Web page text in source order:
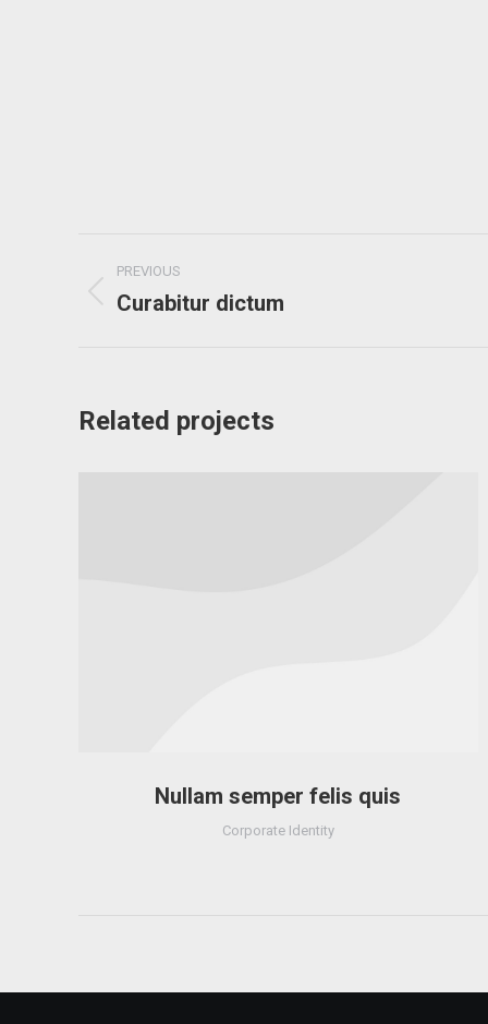
Project
navigation
PREVIOUS
Previous
Curabitur dictum
Related projects
Nullam semper felis quis
Corporate Identity